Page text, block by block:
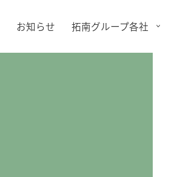
お知らせ 拓南グループ各社